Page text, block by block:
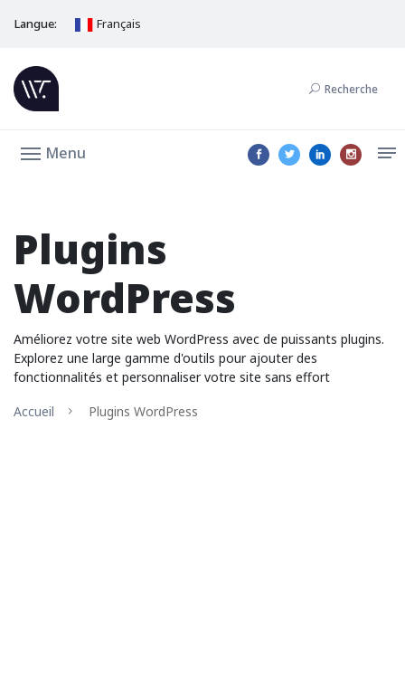
Langue: Français
Recherche
Menu
Plugins
WordPress
Améliorez votre site web WordPress avec de puissants plugins.
Explorez une large gamme d'outils pour ajouter des
fonctionnalités et personnaliser votre site sans effort
Accueil
Plugins WordPress